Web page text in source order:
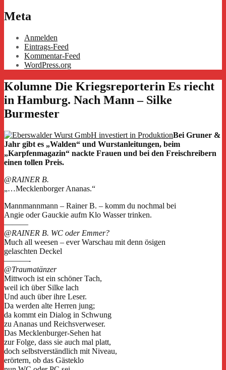
Meta
Anmelden
Eintrags-Feed
Kommentar-Feed
WordPress.org
Kolumne Die Kriegsreporterin Es riecht
in Hamburg. Nach Mann – Silke
Burmester
Bei Gruner &
Jahr gibt es „Walden“ und Wurstanleitungen, beim
„Karpfenmagazin“ nackte Frauen und bei den Freischreibern
einen tollen Preis.
@RAINER B.
„…Mecklenborger Ananas.“
Mannmannmann – Rainer B. – komm du nochmal bei
Angie oder Gauckie aufm Klo Wasser trinken.
———
@RAINER B. WC oder Emmer?
Much all weesen – ever Warschau mit denn ösigen
gelaschten Deckel
———-
@Traumatänzer
Mittwoch ist ein schöner Tach,
weil ich über Silke lach
Und auch über ihre Leser.
Da werden alte Herren jung;
da kommt ein Dialog in Schwung
zu Ananas und Reichsverweser.
Das Mecklenburger-Sehen hat
zur Folge, dass sie auch mal platt,
doch selbstverständlich mit Niveau,
erörtern, ob das Gästeklo